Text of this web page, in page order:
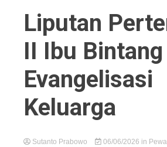
Liputan
II Ibu Bintang
Evangelisasi
Keluarga
Sutanto Prabowo 06/06/2026 in